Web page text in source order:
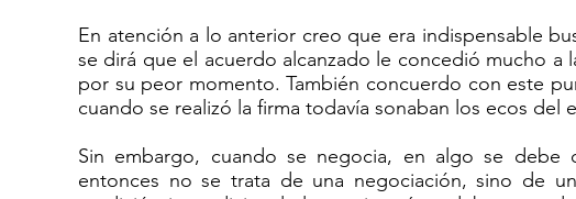
En atención a lo anterior creo que era indispensable
se dirá que el acuerdo alcanzado le concedió mucho a
por su peor momento. También concuerdo con este
cuando se realizó la firma todavía sonaban los ecos del
Sin embargo, cuando se negocia, en algo se
entonces no se trata de una negociación, sino de